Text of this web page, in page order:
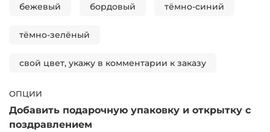
бежевый бордовый тёмно-синий
тёмно-зелёный
свой цвет, укажу в комментарии к заказу
ОПЦИИ
Добавить подарочную упаковку и открытку с
поздравлением